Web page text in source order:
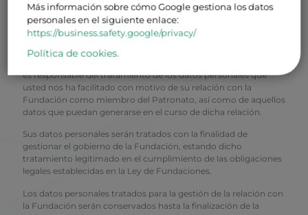
Política de Privacidad Patronos
El CENTRO DE ESTUDIOS PARA EL FOMENTO DE LA
INVESTIGACION CEFI FUNDACION PRIVADA con N.I.F
número G-08793499 y domicilio en Avenida de Pio XII, 49 Loft 1,
es responsable del tratamiento de los datos personales que
usted nos ha facilitado con motivo de su relación con la
Fundación como miembro del Patronato, así como de aquellos
datos que puedan generarse en el curso de dicha relación.
Sus datos personales serán tratados con la finalidad de
gestionar el gobierno de la Fundación, estando dicho
tratamiento legitimado en el cumplimiento de las obligaciones
legales establecidas en la Ley de Fundaciones.
Los datos personales tratados para la gestión de la relación con
la Fundación serán conservados hasta la finalización de la
Más información sobre cómo Google gestiona los datos
personales en el siguiente enlace:
https://business.safety.google/privacy/
Política de cookies.